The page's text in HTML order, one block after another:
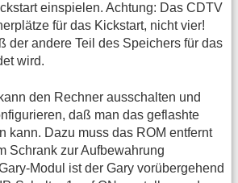
einspielen. Achtung: Das CDTV
für das Kickstart, nicht vier!
der andere Teil des Speichers für das
wird.
den Rechner ausschalten und
daß man das geflashte
kann. Dazu muss das ROM entfernt
Schrank zur Aufbewahrung
Modul ist der Gary vorübergehend